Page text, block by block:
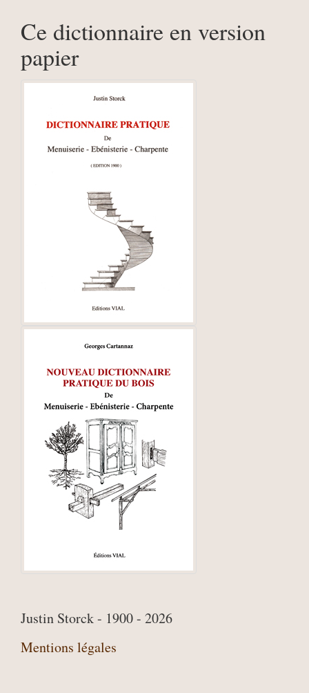
Ce dictionnaire en version
papier
Justin Storck - 1900 - 2026
Mentions légales